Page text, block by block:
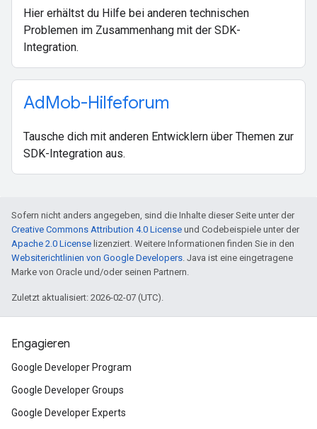
Hier erhältst du Hilfe bei anderen technischen
Problemen im Zusammenhang mit der SDK-
Integration.
AdMob-Hilfeforum
Tausche dich mit anderen Entwicklern über Themen zur
SDK-Integration aus.
Sofern nicht anders angegeben, sind die Inhalte dieser Seite unter der
Creative Commons Attribution 4.0 License und Codebeispiele unter der
Apache 2.0 License lizenziert. Weitere Informationen finden Sie in den
Websiterichtlinien von Google Developers. Java ist eine eingetragene
Marke von Oracle und/oder seinen Partnern.
Zuletzt aktualisiert: 2026-02-07 (UTC).
Engagieren
Google Developer Program
Google Developer Groups
Google Developer Experts